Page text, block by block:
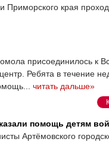
края
присоединилось к
Ребята в течение
читать дальше»
помощь детям
Артёмовского